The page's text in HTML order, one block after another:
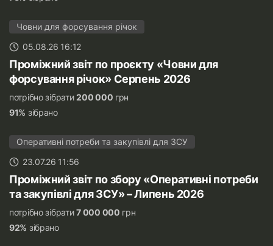
Човни для форсування річок
05.08.26 16:12
Проміжний звіт по проєкту «Човни для
форсування річок» Серпень 2026
потрібно зібрати200 000 грн
91% зібрано
Оперативні потреби та закупівлі для ЗСУ
23.07.26 11:56
Проміжний звіт по збору «Оперативні потреби
та закупівлі для ЗСУ» – Липень 2026
потрібно зібрати7 000 000 грн
92% зібрано